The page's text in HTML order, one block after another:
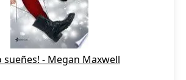
sueñes! - Megan Maxwell